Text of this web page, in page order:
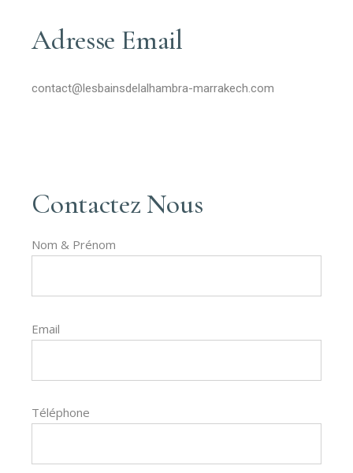
Contactez Nous
Nom & Prénom
Email
Téléphone
Adresse Email
contact@lesbainsdelalhambra-marrakech.com